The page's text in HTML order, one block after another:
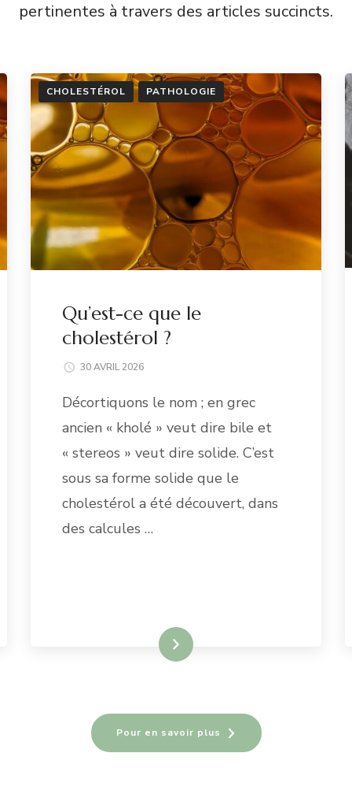
pertinentes à travers des articles succincts.
CHOLESTÉROL PATHOLOGIE
Qu’est-ce que le
cholestérol ?
30 AVRIL 2026
Décortiquons le nom ; en grec
ancien « kholé » veut dire bile et
« stereos » veut dire solide. C’est
sous sa forme solide que le
cholestérol a été découvert, dans
des calcules …
READ MORE
Pour en savoir plus